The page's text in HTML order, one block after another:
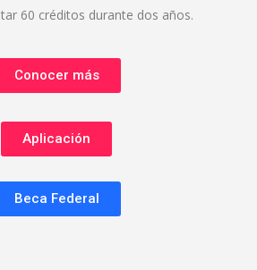
60 créditos durante dos años.
Conocer más
Aplicación
Beca Federal